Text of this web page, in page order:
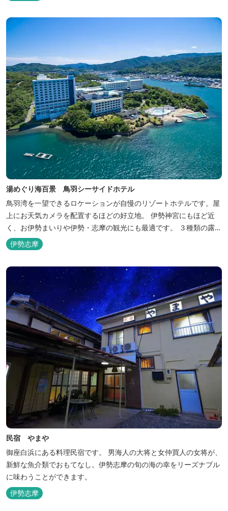
湯めぐり海百景 鳥羽シーサイドホテル
鳥羽湾を一望できるロケーションが自慢のリゾートホテルです。屋
上にお天気カメラを配置するほどの好立地。 伊勢神宮にもほど近
く、お伊勢まいりや伊勢・志摩の観光にも最適です。 ３種類の露天
風呂を備えた「風見の湯」をはじめ、趣の異なる３ヶ所の大浴場で
は、館内で湯めぐりが楽しめます。 また、露天風呂付客室や貸切家
の一日をお過ごしいた...
伊勢志摩
民宿 やまや
御座白浜にある料理民宿です。 男海人の大将と女仲買人の女将が、
新鮮な魚介類でおもてなし。伊勢志摩の旬の海の幸をリーズナブル
に味わうことができます。
伊勢志摩